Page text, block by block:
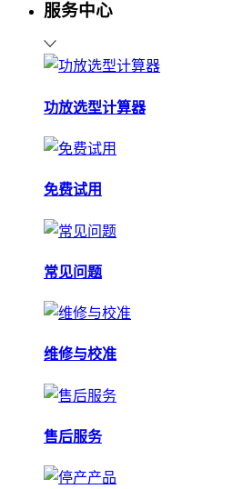
服务中心
功放选型计算器
免费试用
常见问题
维修与校准
售后服务